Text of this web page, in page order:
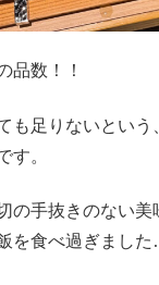
品数！！
も足りないとい
す。
の手抜きのない
を食べ過ぎまし